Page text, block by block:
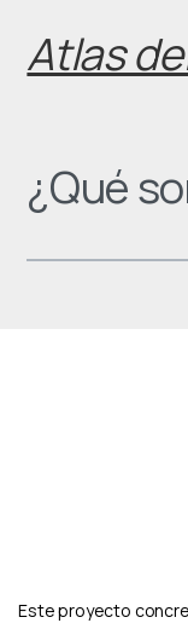
content
Atlas
¿Qué
Este proyecto